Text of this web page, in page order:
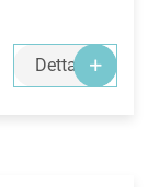
Dettagli